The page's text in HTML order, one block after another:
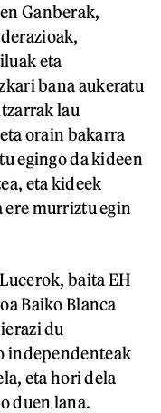
Ganberak,
eta
bana aukeratu
lau
orain bakarra
egingo da kideen
eta kideek
murriztu egin
baita EH
Baiko Blanca
du
independenteak
eta hori dela
duen lana.